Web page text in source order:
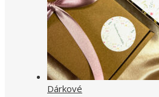
Dárkové